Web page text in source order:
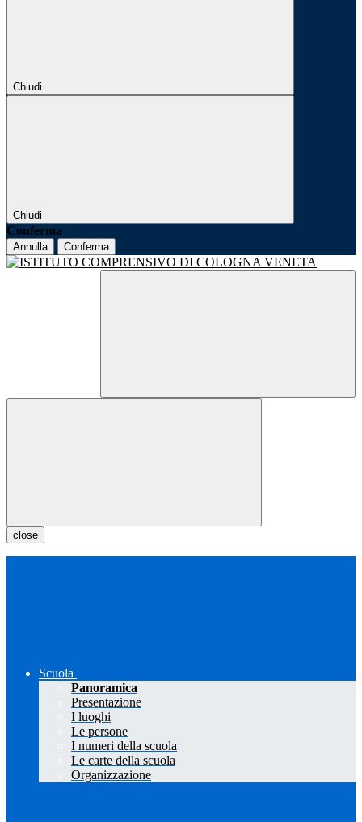
Chiudi
Chiudi
Conferma
Annulla Conferma
close
Scuola
Panoramica
Presentazione
I luoghi
Le persone
I numeri della scuola
Le carte della scuola
Organizzazione